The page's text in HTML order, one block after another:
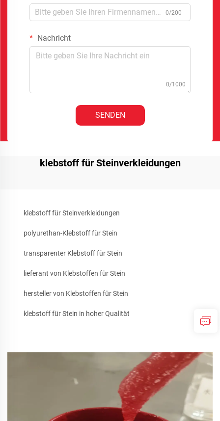
0/200
Nachricht
0/1000
SENDEN
klebstoff für Steinverkleidungen
klebstoff für Steinverkleidungen
polyurethan-Klebstoff für Stein
transparenter Klebstoff für Stein
lieferant von Klebstoffen für Stein
hersteller von Klebstoffen für Stein
klebstoff für Stein in hoher Qualität